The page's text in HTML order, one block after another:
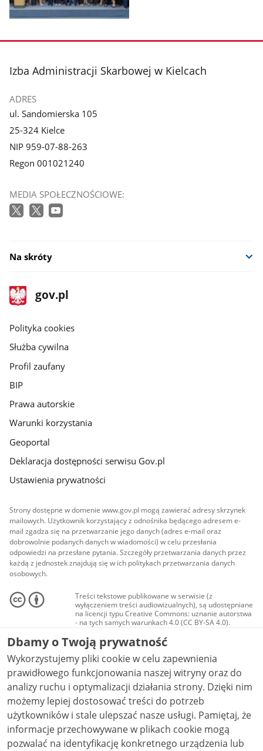
zdjęcie
galerii.
stopka
Izba Administracji Skarbowej w Kielcach
ADRES
ul. Sandomierska 105
25-324 Kielce
NIP 959-07-88-263
Regon 001021240
MEDIA SPOŁECZNOŚCIOWE:
Na skróty
stopka
gov.pl
Strona
gov.pl
gov.pl
Polityka cookies
Służba cywilna
Profil zaufany
BIP
Prawa autorskie
Warunki korzystania
Geoportal
Deklaracja dostępności serwisu Gov.pl
Ustawienia prywatności
Strony dostępne w domenie www.gov.pl mogą zawierać adresy skrzynek
mailowych. Użytkownik korzystający z odnośnika będącego adresem e-
mail zgadza się na przetwarzanie jego danych (adres e-mail oraz
dobrowolnie podanych danych w wiadomości) w celu przesłania
odpowiedzi na przesłane pytania. Szczegóły przetwarzania danych przez
każdą z jednostek znajdują się w ich politykach przetwarzania danych
osobowych.
Treści tekstowe publikowane w serwisie (z
wyłączeniem treści audiowizualnych), są udostępniane
na licencji typu Creative Commons: uznanie autorstwa
- na tych samych warunkach 4.0 (CC BY-SA 4.0).
Materiały audiowizualne, w tym zdjęcia, materiały
audio i wideo, są udostępniane na licencji typu
Creative Commons: uznanie autorstwa użycie
niekomercyjne - bez utworów zależnych 4.0 (CC BY-
NC-ND 4.0), o ile nie jest to stwierdzone inaczej.
Dbamy o Twoją prywatność
Wykorzystujemy pliki cookie w celu zapewnienia
prawidłowego funkcjonowania naszej witryny oraz do
analizy ruchu i optymalizacji działania strony. Dzięki nim
możemy lepiej dostosować treści do potrzeb
użytkowników i stale ulepszać nasze usługi. Pamiętaj, że
informacje przechowywane w plikach cookie mogą
pozwalać na identyfikację konkretnego urządzenia lub